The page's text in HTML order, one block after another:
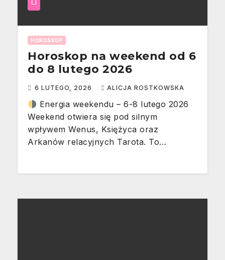
HOROSKOP
Horoskop na weekend od 6
do 8 lutego 2026
6 LUTEGO, 2026 ALICJA ROSTKOWSKA
Energia weekendu – 6-8 lutego 2026
Weekend otwiera się pod silnym
wpływem Wenus, Księżyca oraz
Arkanów relacyjnych Tarota. To…